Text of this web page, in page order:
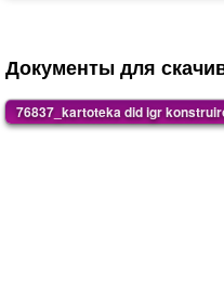
Документы для
76837_kartoteka did igr